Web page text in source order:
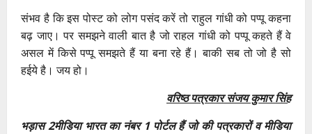
संभव है कि इस पोस्ट को लोग पसंद करें तो राहुल गांधी को पप्पू कहना
बढ़ जाए। पर समझने वाली बात है जो राहल गांधी को पप्पू कहते हैं वे
असल में किसे पप्पू समझते हैं या बना रहे हैं। बाकी सब तो जो है सो
हईये है। जय हो।
वरिष्ठ पत्रकार संजय कुमार सिंह
भड़ास 2मीडिया भारत का नंबर 1 पोर्टल हैं जो की पत्रकारों व मीडिया